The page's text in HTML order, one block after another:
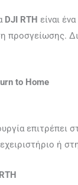
DJI RTH είναι
προσγείωσης.
to Home
επιτρέπει
ή